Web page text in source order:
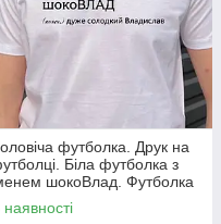
футболка. Друк на
Біла футболка з
шокоВлад. Футболка
Влада.
наявності